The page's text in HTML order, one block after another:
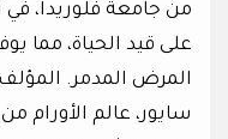
من جامعة فلوريدا،
على قيد الحياة، مما
المرض المدمر.
سايور، عالم الأورام